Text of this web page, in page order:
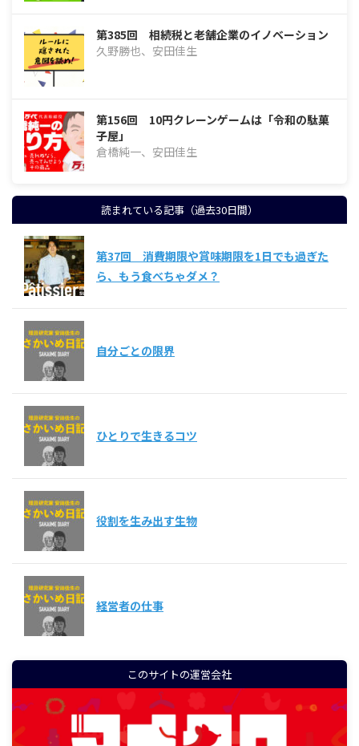
第385回 相続税と老舗企業のイノベーション
久野勝也、安田佳生
第156回 10円クレーンゲームは「令和の駄菓
子屋」
倉橋純一、安田佳生
読まれている記事（過去30日間）
第37回 消費期限や賞味期限を1日でも過ぎた
ら、もう食べちゃダメ？
自分ごとの限界
ひとりで生きるコツ
役割を生み出す生物
経営者の仕事
このサイトの運営会社